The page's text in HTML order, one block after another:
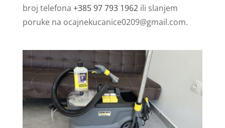
broj telefona +385 97 793 1962ili slanjem
poruke na ocajnekucanice0209@gmail.com.